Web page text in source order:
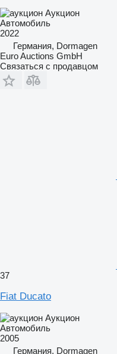
Аукцион
Автомобиль
2022
Германия, Dormagen
Euro Auctions GmbH
Связаться с продавцом
37
Fiat Ducato
Аукцион
Автомобиль
2005
Германия, Dormagen